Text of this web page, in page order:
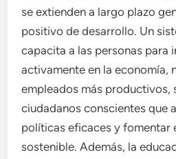
se extienden a largo plazo
positivo de desarrollo. Un
capacita a las personas para
activamente en la economía,
empleados más productivos,
ciudadanos conscientes que
políticas eficaces y fomentar
sostenible. Además, la